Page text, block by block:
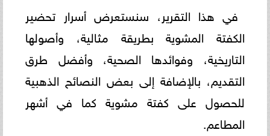
في هذا التقرير، سنستعرض أسرار تحضير
الكفتة المشوية بطريقة مثالية، وأصولها
التاريخية، وفوائدها الصحية، وأفضل طرق
التقديم، بالإضافة إلى بعض النصائح الذهبية
للحصول على كفتة مشوية كما في أشهر
المطاعم.